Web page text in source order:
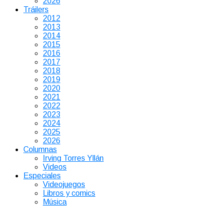
Tráilers
2012
2013
2014
2015
2016
2017
2018
2019
2020
2021
2022
2023
2024
2025
2026
Columnas
Irving Torres Yllán
Videos
Especiales
Videojuegos
Libros y comics
Música